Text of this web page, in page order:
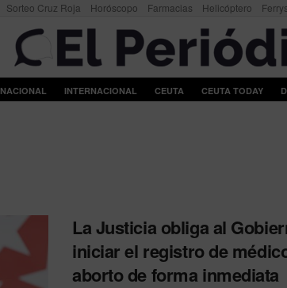
Sorteo Cruz Roja Horóscopo Farmacias Helicóptero Ferrys
NACIONAL INTERNACIONAL CEUTA CEUTA TODAY
La Justicia obliga al
iniciar el registro de
aborto de forma inmediata